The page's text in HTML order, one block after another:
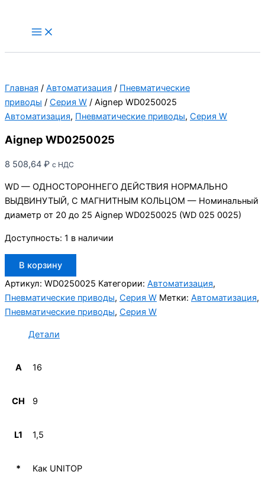
Main
Menu
Главная / Автоматизация / Пневматические
приводы / Серия W / Aignep WD0250025
Автоматизация, Пневматические приводы, Серия W
Aignep WD0250025
8 508,64 ₽ с НДС
WD — ОДНОСТОРОННЕГО ДЕЙСТВИЯ НОРМАЛЬНО
ВЫДВИНУТЫЙ, С МАГНИТНЫМ КОЛЬЦОМ — Номинальный
диаметр от 20 до 25 Aignep WD0250025 (WD 025 0025)
Доступность: 1 в наличии
товара
Aignep
WD0250025
В корзину
Артикул: WD0250025 Категории: Автоматизация,
Пневматические приводы, Серия W Метки: Автоматизация,
Пневматические приводы, Серия W
Детали
A 16
CH 9
L1 1,5
* Как UNITOP